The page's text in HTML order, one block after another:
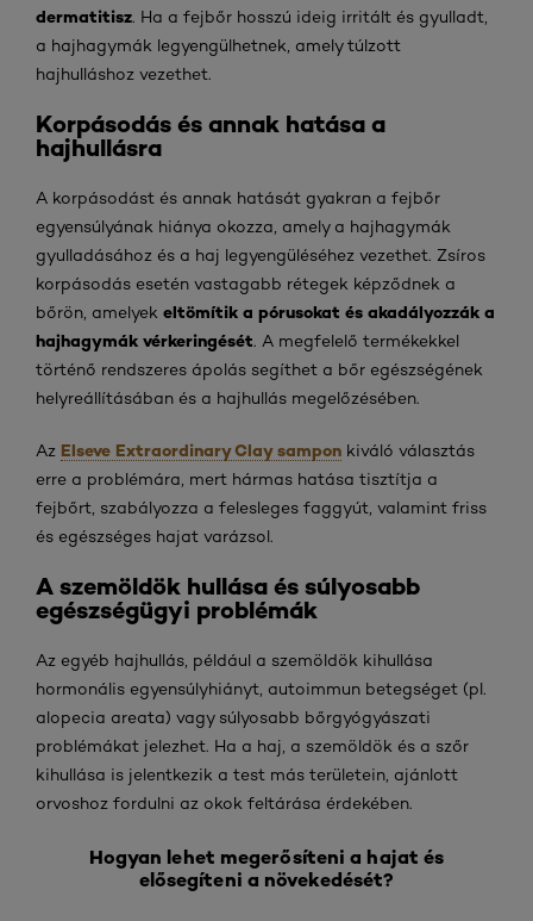
dermatitisz. Ha a fejbőr hosszú ideig irritált és gyulladt,
a hajhagymák legyengülhetnek, amely túlzott
hajhulláshoz vezethet.
Korpásodás és annak hatása a
hajhullásra
A korpásodást és annak hatását gyakran a fejbőr
egyensúlyának hiánya okozza, amely a hajhagymák
gyulladásához és a haj legyengüléséhez vezethet. Zsíros
korpásodás esetén vastagabb rétegek képződnek a
bőrön, amelyek eltömítik a pórusokat és akadályozzák a
hajhagymák vérkeringését. A megfelelő termékekkel
történő rendszeres ápolás segíthet a bőr egészségének
helyreállításában és a hajhullás megelőzésében.
Az Elseve Extraordinary Clay sampon kiváló választás
erre a problémára, mert hármas hatása tisztítja a
fejbőrt, szabályozza a felesleges faggyút, valamint friss
és egészséges hajat varázsol.
A szemöldök hullása és súlyosabb
egészségügyi problémák
Az egyéb hajhullás, például a szemöldök kihullása
hormonális egyensúlyhiányt, autoimmun betegséget (pl.
alopecia areata) vagy súlyosabb bőrgyógyászati
problémákat jelezhet. Ha a haj, a szemöldök és a szőr
kihullása is jelentkezik a test más területein, ajánlott
orvoshoz fordulni az okok feltárása érdekében.
Hogyan lehet megerősíteni a hajat és
elősegíteni a növekedését?